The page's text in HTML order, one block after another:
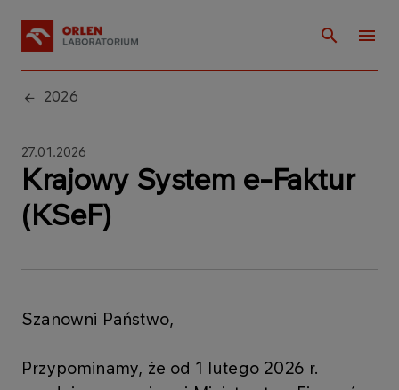
2026
27.01.2026
Krajowy System e-Faktur
(KSeF)
Szanowni Państwo,
Przypominamy, że od 1 lutego 2026 r.